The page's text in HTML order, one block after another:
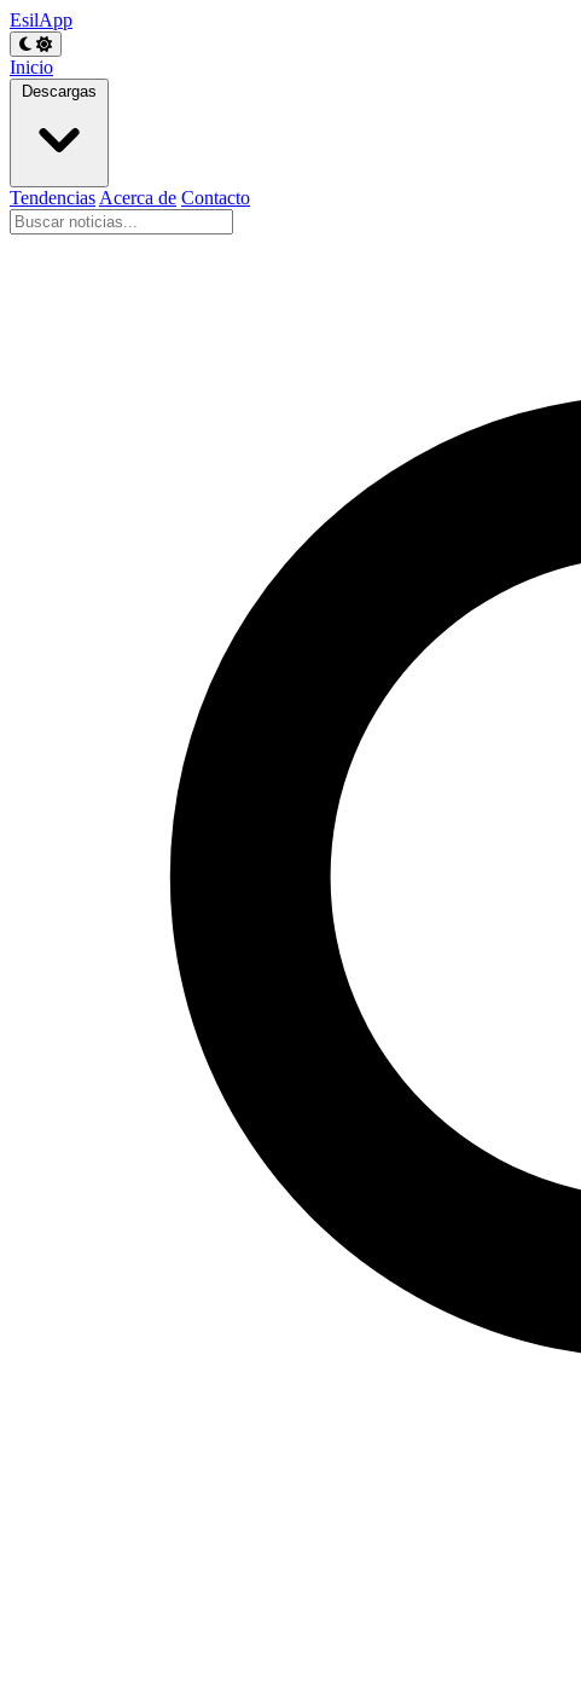
EsilApp
Inicio
Descargas
Tendencias Acerca de Contacto